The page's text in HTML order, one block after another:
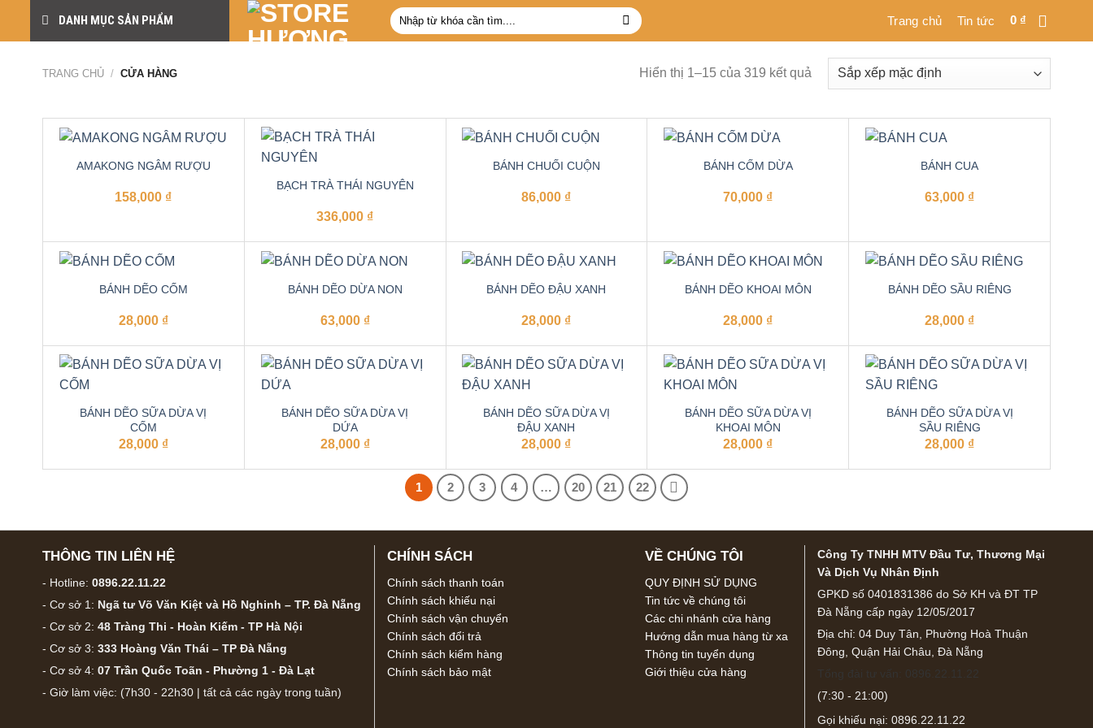
Tìm
kiếm:
Trang chủ Tin tức 0 ₫
DANH MỤC SẢN PHẨM
TRANG CHỦ / CỬA HÀNG Hiển thị 1–15 của 319 kết quả
AMAKONG NGÂM RƯỢU
158,000 ₫
BẠCH TRÀ THÁI NGUYÊN
336,000 ₫
BÁNH CHUỐI CUỘN
86,000 ₫
BÁNH CỐM DỪA
70,000 ₫
BÁNH CUA
63,000 ₫
BÁNH DẼO CỐM
28,000 ₫
BÁNH DẼO DỪA NON
63,000 ₫
BÁNH DẼO ĐẬU XANH
28,000 ₫
BÁNH DẼO KHOAI MÔN
28,000 ₫
BÁNH DẼO SẦU RIÊNG
28,000 ₫
BÁNH DẼO SỮA DỪA VỊ
CỐM
28,000 ₫
BÁNH DẼO SỮA DỪA VỊ
DỨA
28,000 ₫
BÁNH DẼO SỮA DỪA VỊ
ĐẬU XANH
28,000 ₫
BÁNH DẼO SỮA DỪA VỊ
KHOAI MÔN
28,000 ₫
BÁNH DẼO SỮA DỪA VỊ
SẦU RIÊNG
28,000 ₫
1 2 3 4 … 20 21 22
THÔNG TIN LIÊN HỆ
- Hotline: 0896.22.11.22
- Cơ sở 1: Ngã tư Võ Văn Kiệt và Hồ Nghinh – TP. Đà Nẵng
- Cơ sở 2: 48 Tràng Thi - Hoàn Kiếm - TP Hà Nội
- Cơ sở 3: 333 Hoàng Văn Thái – TP Đà Nẵng
- Cơ sở 4: 07 Trần Quốc Toãn - Phường 1 - Đà Lạt
- Giờ làm việc: (7h30 - 22h30 | tất cả các ngày trong tuần)
CHÍNH SÁCH
Chính sách thanh toán
Chính sách khiếu nại
Chính sách vận chuyển
Chính sách đổi trả
Chính sách kiểm hàng
Chính sách bảo mật
VỀ CHÚNG TÔI
QUY ĐỊNH SỬ DỤNG
Tin tức về chúng tôi
Các chi nhánh cửa hàng
Hướng dẫn mua hàng từ xa
Thông tin tuyển dụng
Giới thiệu cửa hàng
Công Ty TNHH MTV Đầu Tư, Thương Mại
Và Dịch Vụ Nhân Định
GPKD số 0401831386 do Sở KH và ĐT TP
Đà Nẵng cấp ngày 12/05/2017
Địa chỉ: 04 Duy Tân, Phường Hoà Thuận
Đông, Quận Hải Châu, Đà Nẵng
Tổng đài tư vấn: 0896.22.11.22
(7:30 - 21:00)
Gọi khiếu nại: 0896.22.11.22